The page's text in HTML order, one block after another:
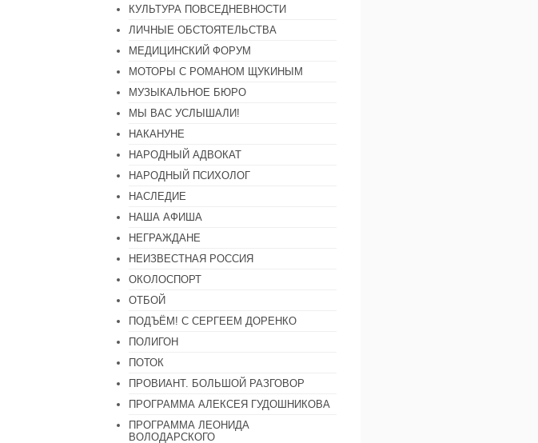
КУЛЬТУРА ПОВСЕДНЕВНОСТИ
ЛИЧНЫЕ ОБСТОЯТЕЛЬСТВА
МЕДИЦИНСКИЙ ФОРУМ
МОТОРЫ С РОМАНОМ ЩУКИНЫМ
МУЗЫКАЛЬНОЕ БЮРО
МЫ ВАС УСЛЫШАЛИ!
НАКАНУНЕ
НАРОДНЫЙ АДВОКАТ
НАРОДНЫЙ ПСИХОЛОГ
НАСЛЕДИЕ
НАША АФИША
НЕГРАЖДАНЕ
НЕИЗВЕСТНАЯ РОССИЯ
ОКОЛОСПОРТ
ОТБОЙ
ПОДЪЁМ! С СЕРГЕЕМ ДОРЕНКО
ПОЛИГОН
ПОТОК
ПРОВИАНТ. БОЛЬШОЙ РАЗГОВОР
ПРОГРАММА АЛЕКСЕЯ ГУДОШНИКОВА
ПРОГРАММА ЛЕОНИДА
ВОЛОДАРСКОГО